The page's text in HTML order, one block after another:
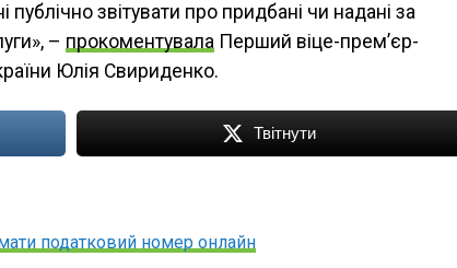
звітувати про придбані чи надані за
– прокоментувала Перший віце-прем’єр-
Юлія Свириденко.
Твітнути
податковий номер онлайн